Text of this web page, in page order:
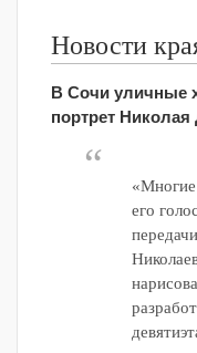
Новости
В Сочи уличные
портрет
«Многие
его